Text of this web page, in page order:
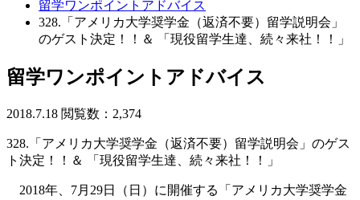
留学ワンポイントアドバイス
328.「アメリカ大学奨学金（返済不要）留学説明会」
のゲスト決定！！＆ 「現役留学生達、続々来社！！」
留学ワンポイントアドバイス
2018.7.18 閲覧数：2,374
328.「アメリカ大学奨学金（返済不要）留学説明会」のゲス
ト決定！！＆ 「現役留学生達、続々来社！！」
2018年、7月29日（日）に開催する「アメリカ大学奨学金